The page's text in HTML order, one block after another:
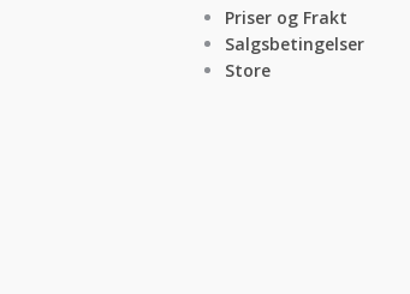
Priser og Frakt
Salgsbetingelser
Store